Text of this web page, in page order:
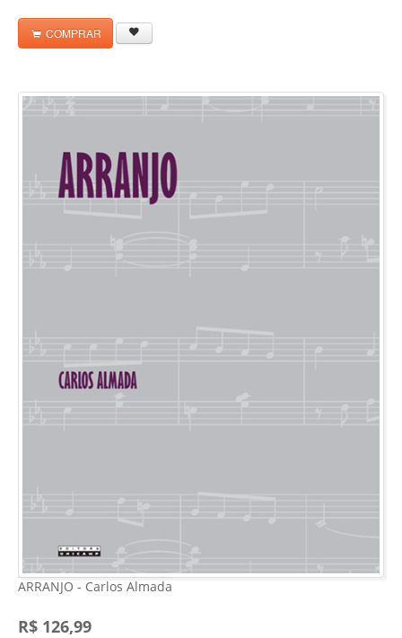
COMPRAR
ARRANJO - Carlos Almada
R$ 126,99